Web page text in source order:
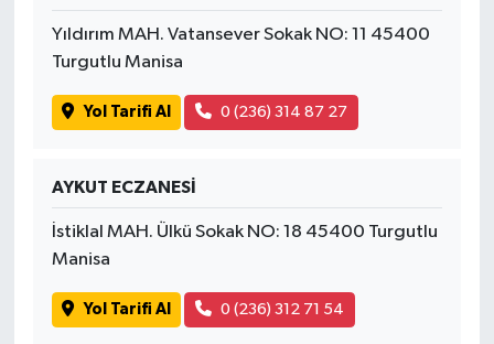
Yıldırım MAH. Vatansever Sokak NO: 11 45400
Turgutlu Manisa
Yol Tarifi Al 0 (236) 314 87 27
AYKUT ECZANESİ
İstiklal MAH. Ülkü Sokak NO: 18 45400 Turgutlu
Manisa
Yol Tarifi Al 0 (236) 312 71 54